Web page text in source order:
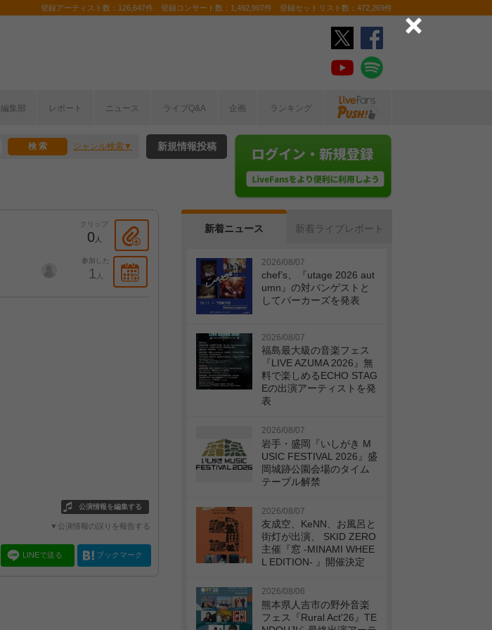
登録アーティスト数：126,647件 登録コンサート数：1,492,907件 登録セットリスト数：472,269件
編集部 レポート ニュース ライブQ&A 企画 ランキング
ジャンル検索 新規情報投稿
クリップ
0人
参加した
1 人
公演情報を編集する
▼公演情報の誤りを報告する
LINEで送る ブックマーク
新着ニュース 新着ライブレポート
2026/08/07
chef’s、『utage 2026 aut
umn』の対バンゲストと
してパーカーズを発表
2026/08/07
福島最大級の音楽フェス
『LIVE AZUMA 2026』無
料で楽しめるECHO STAG
Eの出演アーティストを発
表
2026/08/07
岩手・盛岡『いしがき M
USIC FESTIVAL 2026』盛
岡城跡公園会場のタイム
テーブル解禁
2026/08/07
友成空、KeNN、お風呂と
街灯が出演、 SKID ZERO
主催『窓 -MINAMI WHEE
L EDITION- 』開催決定
2026/08/06
熊本県人吉市の野外音楽
フェス『Rural Act'26』TE